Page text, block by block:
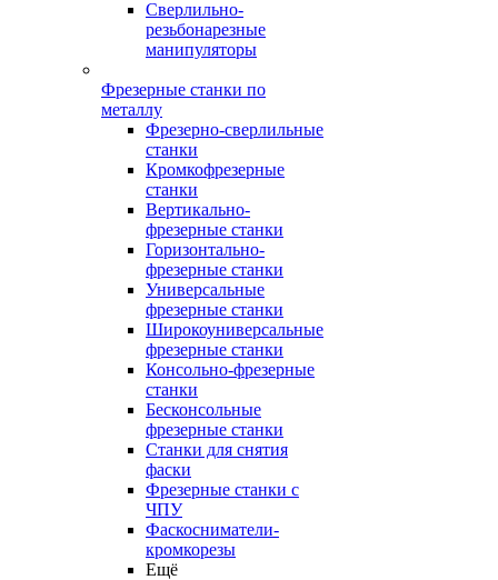
Сверлильно-
резьбонарезные
манипуляторы
Фрезерные станки по
металлу
Фрезерно-сверлильные
станки
Кромкофрезерные
станки
Вертикально-
фрезерные станки
Горизонтально-
фрезерные станки
Универсальные
фрезерные станки
Широкоуниверсальные
фрезерные станки
Консольно-фрезерные
станки
Бесконсольные
фрезерные станки
Станки для снятия
фаски
Фрезерные станки с
ЧПУ
Фаскосниматели-
кромкорезы
Ещё